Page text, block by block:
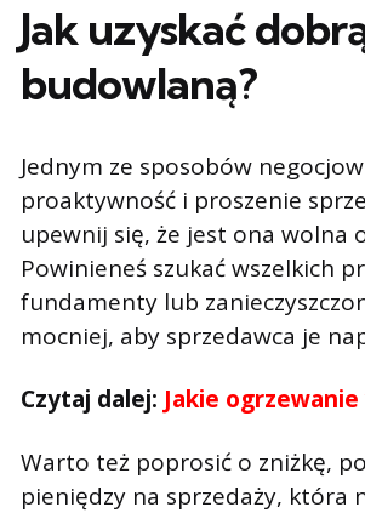
Jak uzyskać
budowlaną?
Jednym ze sposobów
proaktywność i proszenie
upewnij się, że jest ona wolna
Powinieneś szukać wszelkich
fundamenty lub
mocniej, aby sprzedawca je
Czytaj dalej: Jakie
Warto też poprosić o zniżkę,
pieniędzy na sprzedaży, która